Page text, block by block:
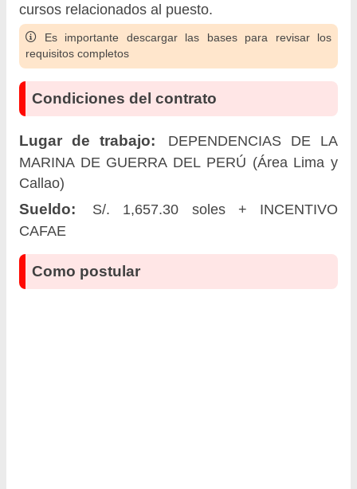
cursos relacionados al puesto.
Es importante descargar las bases para revisar los
requisitos completos
Condiciones del contrato
Lugar de trabajo:
DEPENDENCIAS DE LA
MARINA DE GUERRA DEL PERÚ (Área Lima y
Callao)
Sueldo:
S/. 1,657.30 soles + INCENTIVO
CAFAE
Como postular